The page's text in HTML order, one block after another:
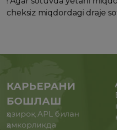
cheksiz miqdordagi draje
КАРЬЕРАНИ
БОШЛАШ
ҳозироқ APL билан
ҳамкорликда